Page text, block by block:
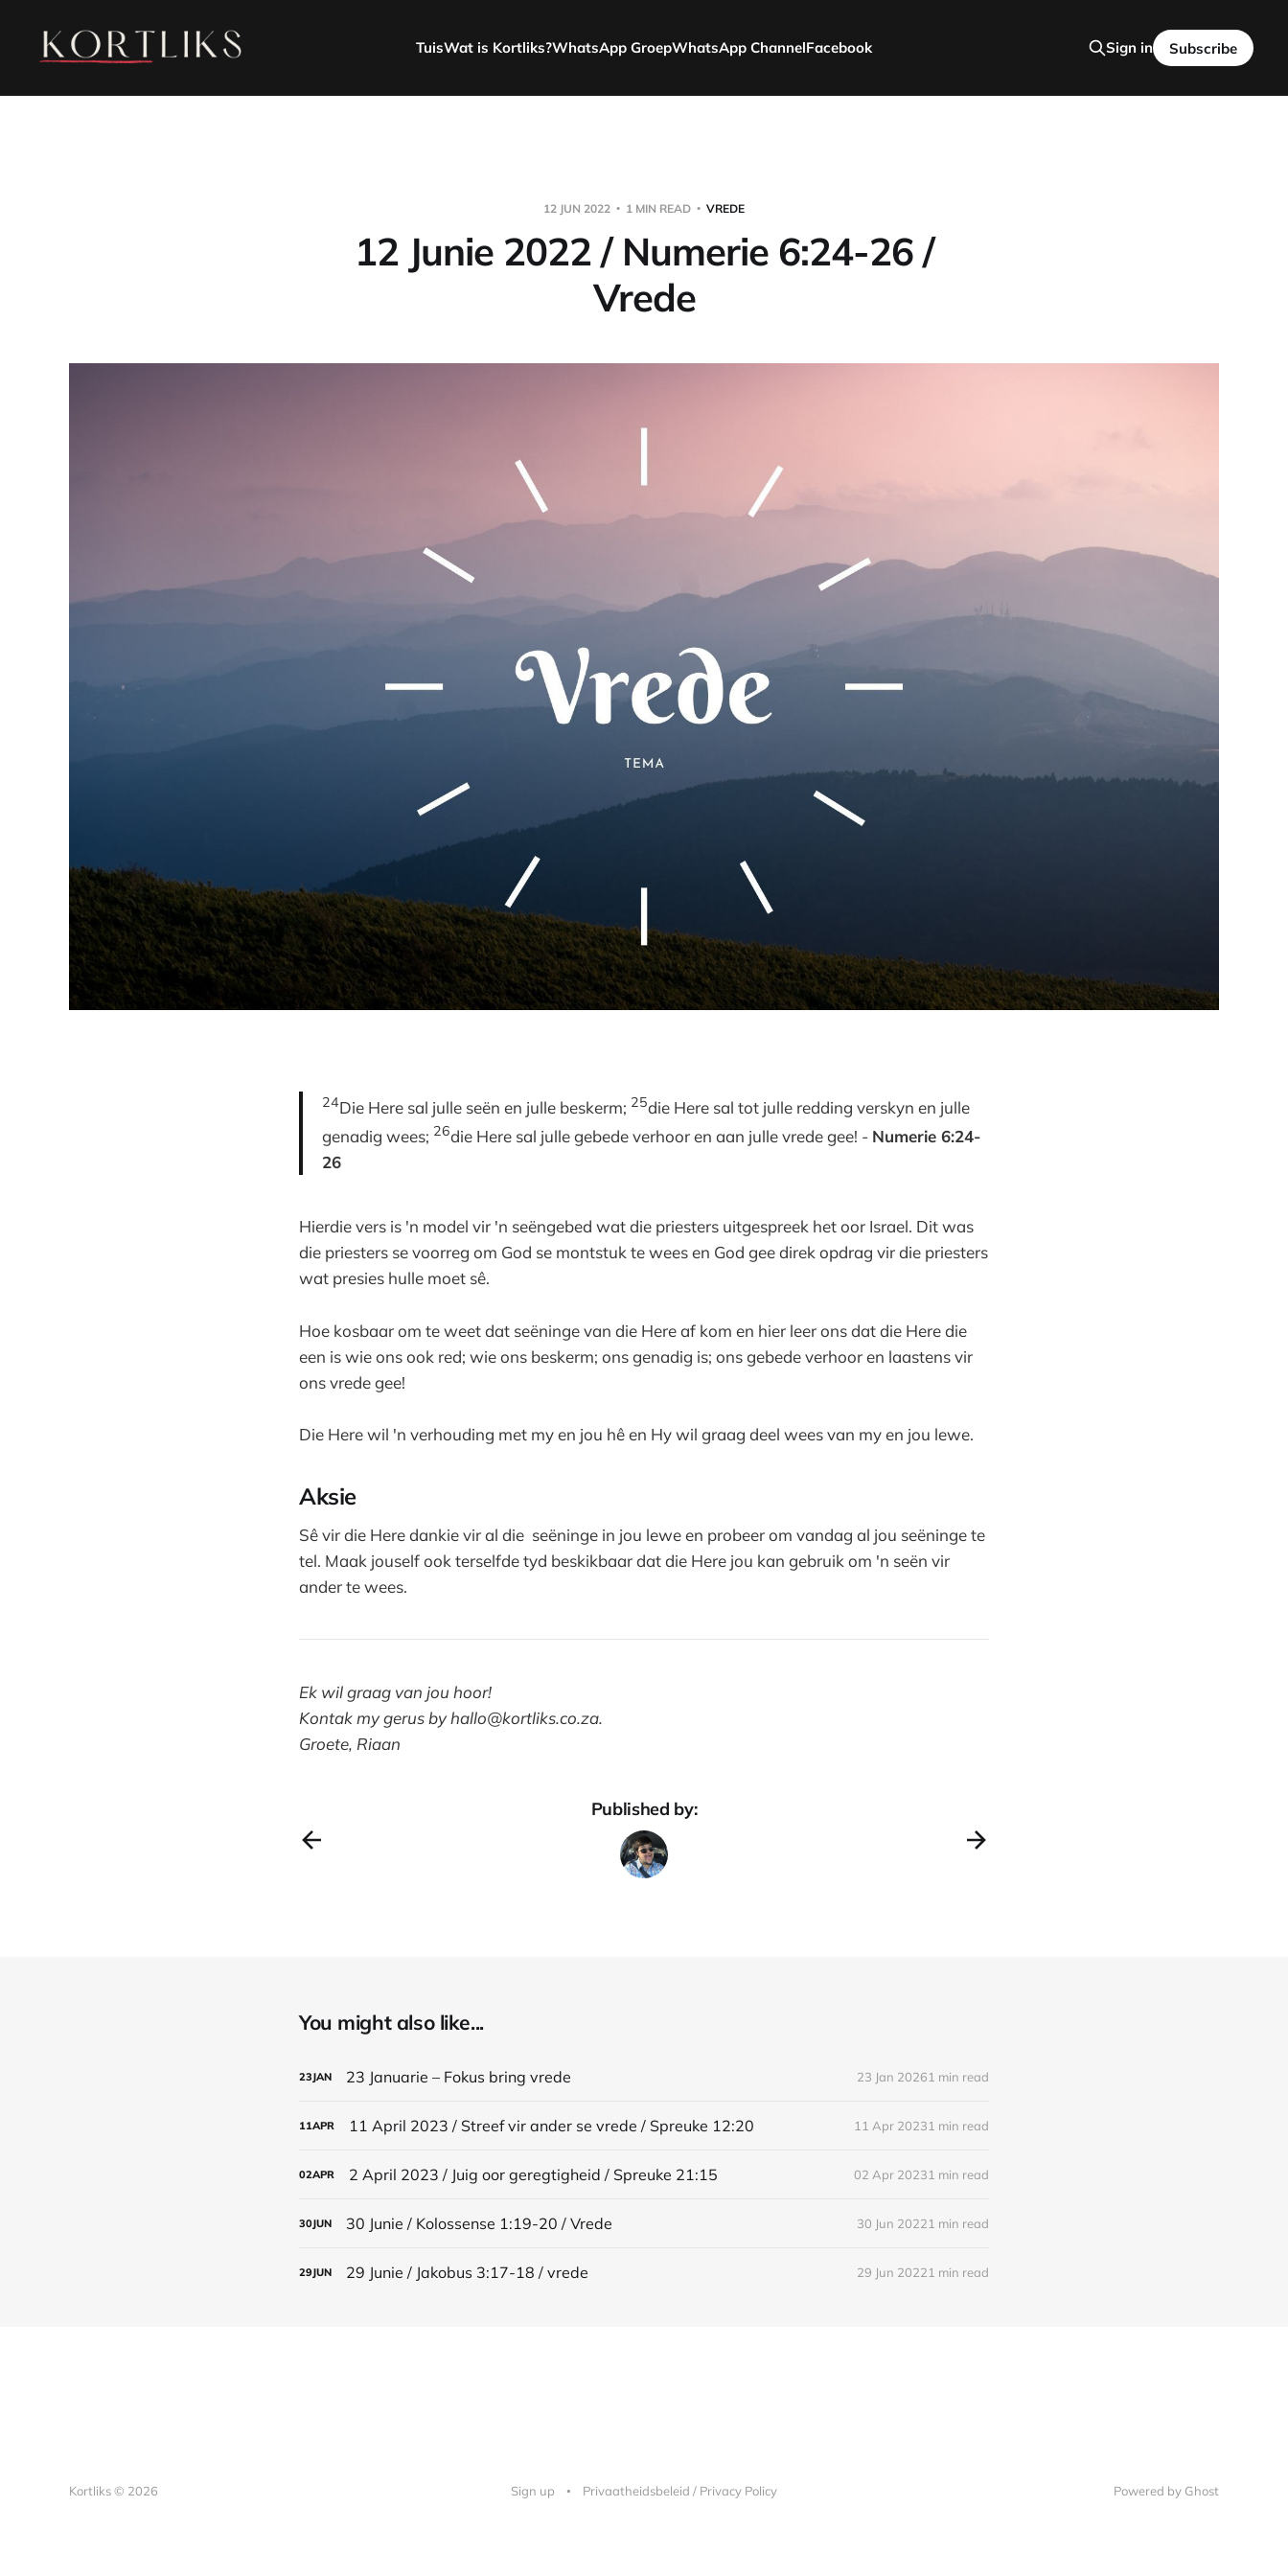
TuisWat is Kortliks?WhatsApp GroepWhatsApp ChannelFacebook Sign in Subscribe
12 JUN 2022 1 MIN READ VREDE
12 Junie 2022 / Numerie 6:24-26 /
Vrede
24Die Here sal julle seën en julle beskerm; 25die Here sal tot julle redding verskyn en julle
genadig wees; 26die Here sal julle gebede verhoor en aan julle vrede gee! - Numerie 6:24-
26
Hierdie vers is 'n model vir 'n seëngebed wat die priesters uitgespreek het oor Israel. Dit was
die priesters se voorreg om God se montstuk te wees en God gee direk opdrag vir die priesters
wat presies hulle moet sê.
Hoe kosbaar om te weet dat seëninge van die Here af kom en hier leer ons dat die Here die
een is wie ons ook red; wie ons beskerm; ons genadig is; ons gebede verhoor en laastens vir
ons vrede gee!
Die Here wil 'n verhouding met my en jou hê en Hy wil graag deel wees van my en jou lewe.
Aksie
Sê vir die Here dankie vir al die seëninge in jou lewe en probeer om vandag al jou seëninge te
tel. Maak jouself ook terselfde tyd beskikbaar dat die Here jou kan gebruik om 'n seën vir
ander te wees.
Ek wil graag van jou hoor!
Kontak my gerus byhallo@kortliks.co.za.
Groete, Riaan
Published by:
You might also like...
23JAN 23 Januarie – Fokus bring vrede 23 Jan 20261 min read
11APR 11 April 2023 / Streef vir ander se vrede / Spreuke 12:20 11 Apr 20231 min read
02APR 2 April 2023 / Juig oor geregtigheid / Spreuke 21:15 02 Apr 20231 min read
30JUN 30 Junie / Kolossense 1:19-20 / Vrede 30 Jun 20221 min read
29JUN 29 Junie / Jakobus 3:17-18 / vrede 29 Jun 20221 min read
Kortliks © 2026 Sign up Privaatheidsbeleid / Privacy Policy Powered by Ghost